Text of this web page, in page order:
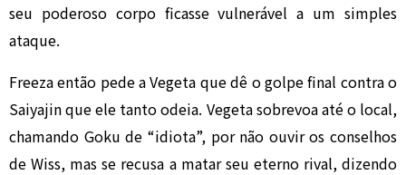
seu poderoso corpo ficasse vulnerável a um simples
ataque.
Freeza então pede a Vegeta que dê o golpe final contra o
Saiyajin que ele tanto odeia. Vegeta sobrevoa até o local,
chamando Goku de “idiota”, por não ouvir os conselhos
de Wiss, mas se recusa a matar seu eterno rival, dizendo